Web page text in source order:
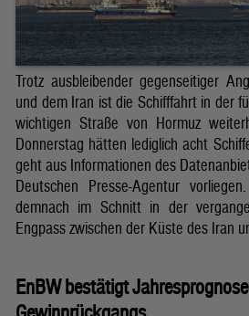
Trotz ausbleibender gegenseitiger
und dem Iran ist die Schifffahrt in der
wichtigen Straße von Hormuz
Donnerstag hätten lediglich acht
geht aus Informationen des
Deutschen Presse-Agentur
demnach im Schnitt in der
Engpass zwischen der Küste des Iran
EnBW bestätigt